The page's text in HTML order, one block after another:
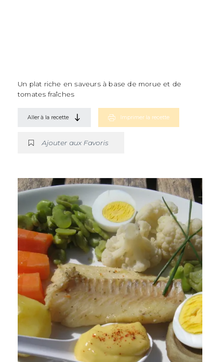
Un plat riche en saveurs à base de morue et de
tomates fraîches
Aller à la recette Imprimer la recette
Ajouter aux Favoris